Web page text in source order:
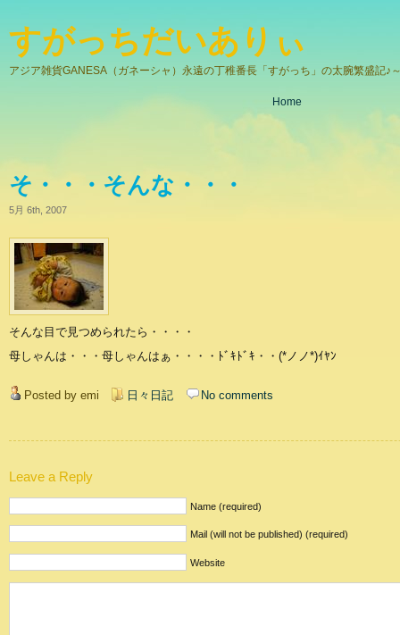
すがっちだいありぃ
アジア雑貨GANESA（ガネーシャ）永遠の丁稚番長「すがっち」の太腕繁盛記
Home
そ・・・そんな・・・
5月 6th, 2007
そんな目で見つめられたら・・・・
母しゃんは・・・母しゃんはぁ・・・・ﾄﾞｷﾄﾞｷ・・(*ノノ*)ｲﾔﾝ
Posted by emi 日々日記 No comments
Leave a Reply
Name (required)
Mail (will not be published) (required)
Website